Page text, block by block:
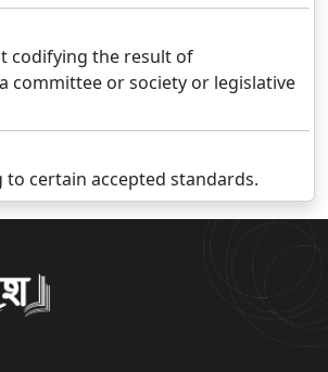
codifying the result of
committee or society or legislative
to certain accepted standards.